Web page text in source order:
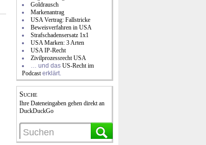
Goldrausch
Markenantrag
USA Vertrag: Fallstricke
Beweisverfahren in USA
Strafschadensersatz 1x1
USA Marken: 3 Arten
USA IP-Recht
Zivilprozessrecht USA
… und dasUS-Recht im
Podcast erklärt.
Suche
Ihre Dateneingaben gehen direkt an
DuckDuckGo